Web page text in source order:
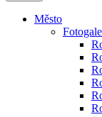
Město